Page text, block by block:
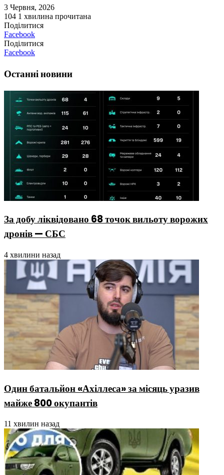
3 Червня, 2026
104 1 хвилина прочитана
Поділитися
Facebook
Поділитися
Facebook
Останні новини
За добу ліквідовано 68 точок вильоту ворожих
дронів — СБС
4 хвилини назад
Один батальйон «Ахіллеса» за місяць уразив
майже 800 окупантів
11 хвилин назад